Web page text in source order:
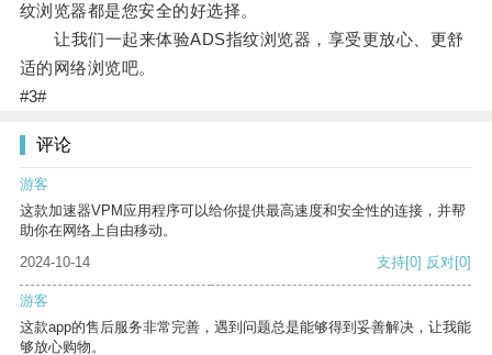
纹浏览器都是您安全的好选择。
让我们一起来体验ADS指纹浏览器，享受更放心、更舒
适的网络浏览吧。
#3#
评论
游客
这款加速器VPM应用程序可以给你提供最高速度和安全性的连接，并帮
助你在网络上自由移动。
2024-10-14
支持[0] 反对[0]
游客
这款app的售后服务非常完善，遇到问题总是能够得到妥善解决，让我能
够放心购物。